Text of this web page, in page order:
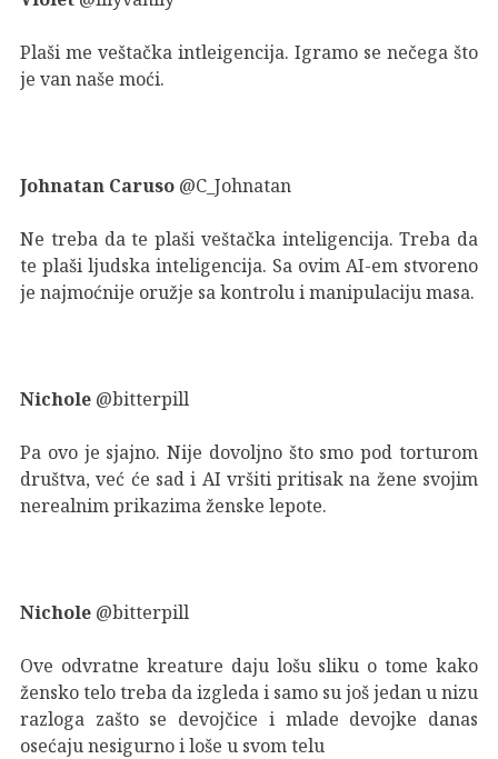
Plaši me veštačka intleigencija. Igramo se nečega što
je van naše moći.
Johnatan Caruso @C_Johnatan
Ne treba da te plaši veštačka inteligencija. Treba da
te plaši ljudska inteligencija. Sa ovim AI-em stvoreno
je najmoćnije oružje sa kontrolu i manipulaciju masa.
Nichole @bitterpill
Pa ovo je sjajno. Nije dovoljno što smo pod torturom
društva, već će sad i AI vršiti pritisak na žene svojim
nerealnim prikazima ženske lepote.
Nichole @bitterpill
Ove odvratne kreature daju lošu sliku o tome kako
žensko telo treba da izgleda i samo su još jedan u nizu
razloga zašto se devojčice i mlade devojke danas
osećaju nesigurno i loše u svom telu